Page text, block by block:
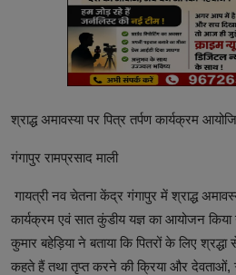
श्राद्ध अमावस्या पर पित्र तर्पण कार्यक्रम
गंगापुर रामप्रसाद माली
गायत्री नव चेतना केंद्र गंगापुर में श्राद्ध
कार्यक्रम एवं सात कुंडीय यज्ञ का आयोजन
कुमार बहेड़िया ने बताया कि पितरों के लिए
कहते हैं तथा तृप्त करने की क्रिया और देवताओं,